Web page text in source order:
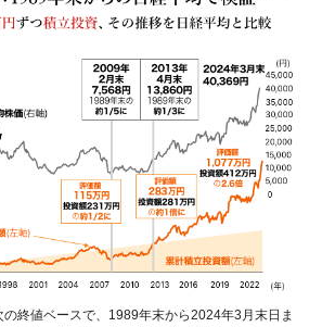
の終値ベースで、1989年末から2024年3月末日ま